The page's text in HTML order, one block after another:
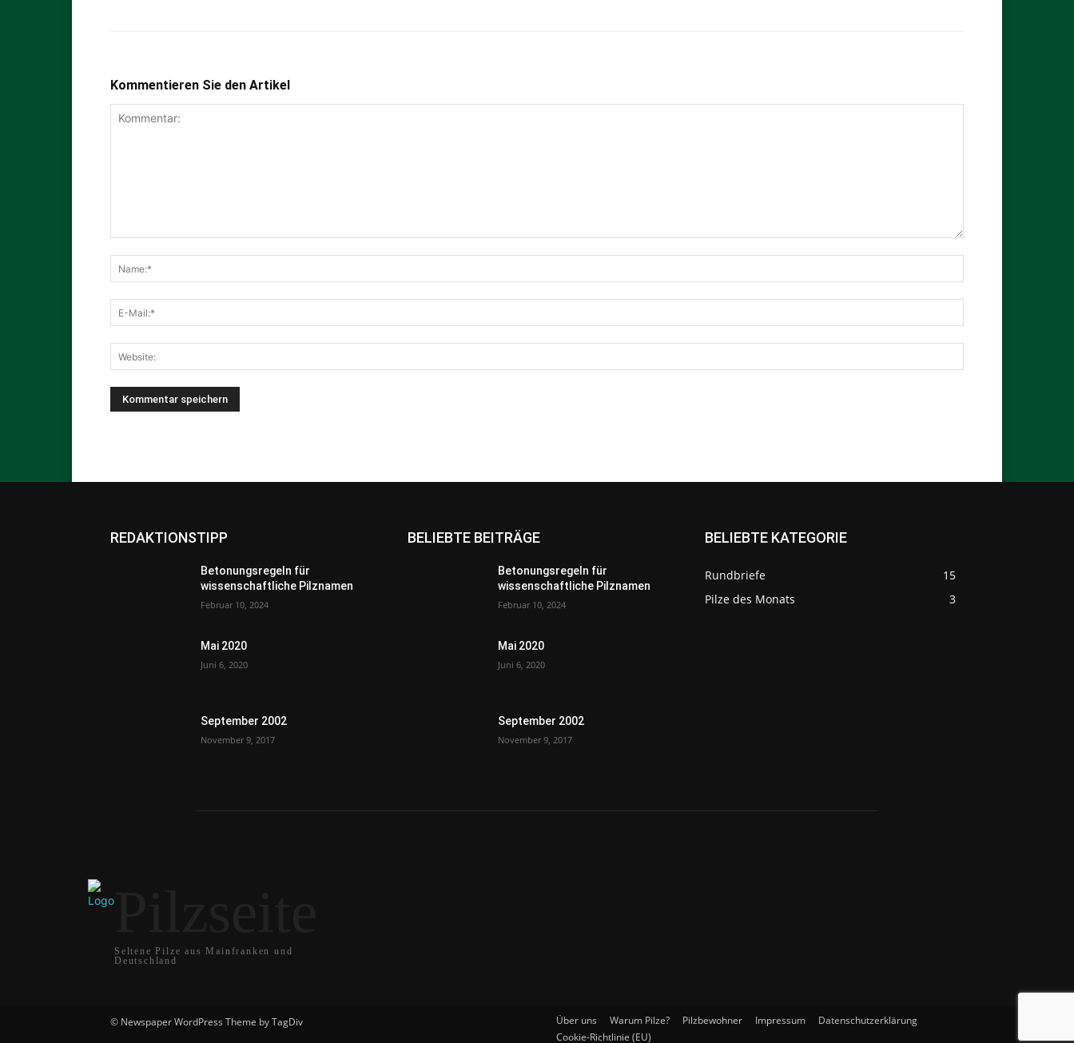
Kommentieren Sie den Artikel
REDAKTIONSTIPP
Betonungsregeln für
wissenschaftliche Pilznamen
Februar 10, 2024
Mai 2020
Juni 6, 2020
September 2002
November 9, 2017
BELIEBTE BEITRÄGE
Betonungsregeln für
wissenschaftliche Pilznamen
Februar 10, 2024
Mai 2020
Juni 6, 2020
September 2002
November 9, 2017
BELIEBTE KATEGORIE
Rundbriefe
15
Pilze des Monats
3
Seltene Pilze aus Mainfranken und
Deutschland
© Newspaper WordPress Theme by TagDiv Über uns Warum Pilze? Pilzbewohner Impressum
Datenschutzerklärung
Cookie-Richtlinie (EU)